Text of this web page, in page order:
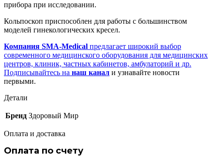
прибора при исследовании.
Кольпоскоп приспособлен для работы с большинством
моделей гинекологических кресел.
Компания SMA-Medical предлагает широкий выбор
современного медицинского оборудования для медицинских
центров, клиник, частных кабинетов, амбулаторий и др.
Подписывайтесь на наш канал и узнавайте новости
первыми.
Детали
Бренд Здоровый Мир
Оплата и доставка
Оплата по счету